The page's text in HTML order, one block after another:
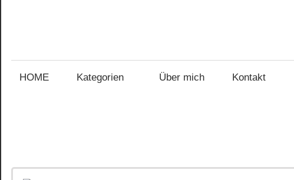
für
HOME Kategorien Über mich Kontakt